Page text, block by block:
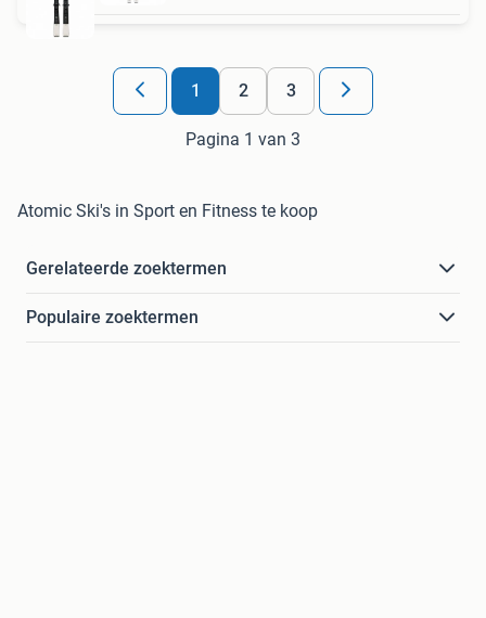
1 2 3
Pagina 1 van 3
Atomic Ski's in Sport en Fitness te koop
Gerelateerde zoektermen
Populaire zoektermen